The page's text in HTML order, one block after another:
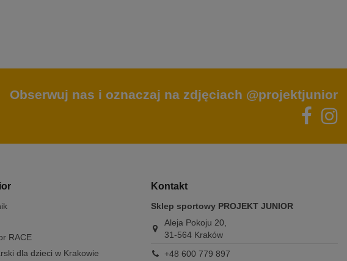
Obserwuj nas i oznaczaj na zdjęciach @projektjunior
RACE
dla dzieci w Krakowie
Kontakt
Sklep sportowy PROJEKT JUNIOR
Aleja Pokoju 20,
31-564 Kraków
+48 600 779 897